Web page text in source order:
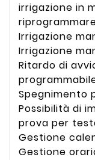
irrigazione in
Irrigazione
Irrigazione
Ritardo di
Spegnimento
Possibilità di
prova per
Gestione
Gestione